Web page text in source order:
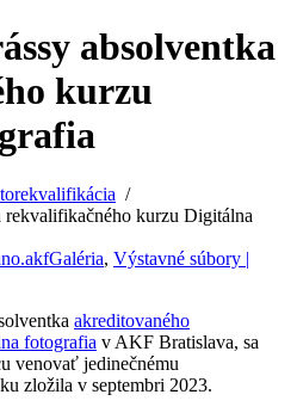
absolventka
kurzu
rekvalifikačného kurzu Digitálna
Galéria, Výstavné súbory |
akreditovaného
fotografia v AKF Bratislava, sa
venovať jedinečnému
zložila v septembri 2023.